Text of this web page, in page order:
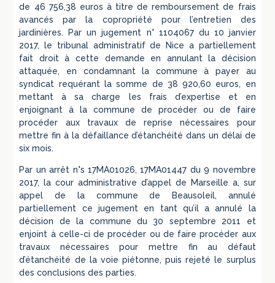
de 46 756,38 euros à titre de remboursement de frais
avancés par la copropriété pour l’entretien des
jardinières. Par un jugement n° 1104067 du 10 janvier
2017, le tribunal administratif de Nice a partiellement
fait droit à cette demande en annulant la décision
attaquée, en condamnant la commune à payer au
syndicat requérant la somme de 38 920,60 euros, en
mettant à sa charge les frais d’expertise et en
enjoignant à la commune de procéder ou de faire
procéder aux travaux de reprise nécessaires pour
mettre fin à la défaillance d’étanchéité dans un délai de
six mois.
Par un arrêt n°s 17MA01026, 17MA01447 du 9 novembre
2017, la cour administrative d’appel de Marseille a, sur
appel de la commune de Beausoleil, annulé
partiellement ce jugement en tant qu’il a annulé la
décision de la commune du 30 septembre 2011 et
enjoint à celle-ci de procéder ou de faire procéder aux
travaux nécessaires pour mettre fin au défaut
d’étanchéité de la voie piétonne, puis rejeté le surplus
des conclusions des parties.